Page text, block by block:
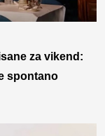
za vikend:
spontano